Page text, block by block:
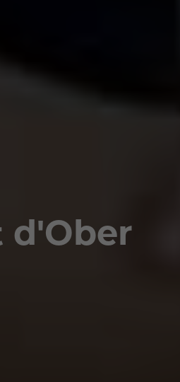
d'Ober